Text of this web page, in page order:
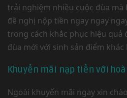
trải nghiệm nhiều cuộc đùa
đề nghị nộp tiền ngay ngay
trong cách khắc phục hiệu quả
đùa mới với sinh sản điểm
Khuyến mãi nạp tiền với
Ngoài khuyến mãi ngay xin